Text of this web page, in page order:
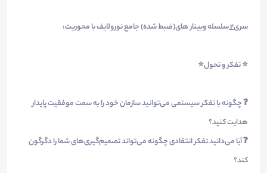
سری2سلسله وبینار های(ضبط شده) جامع نورولایف با محوریت:
⭐️ تفکر و تحول⭐️
❓ چگونه با تفکر سیستمی می‌توانید سازمان خود را به سمت موفقیت پایدار
هدایت کنید؟
❓ آیا می‌دانید تفکر انتقادی چگونه می‌تواند تصمیم‌گیری‌های شما را دگرگون
کند؟